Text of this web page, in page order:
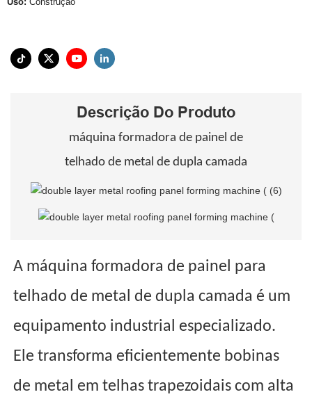
Descrição Do Produto
máquina formadora de painel de
telhado de metal de dupla camada
A máquina formadora de painel para
telhado de metal de dupla camada é um
equipamento industrial especializado.
Ele transforma eficientemente bobinas
de metal em telhas trapezoidais com alta